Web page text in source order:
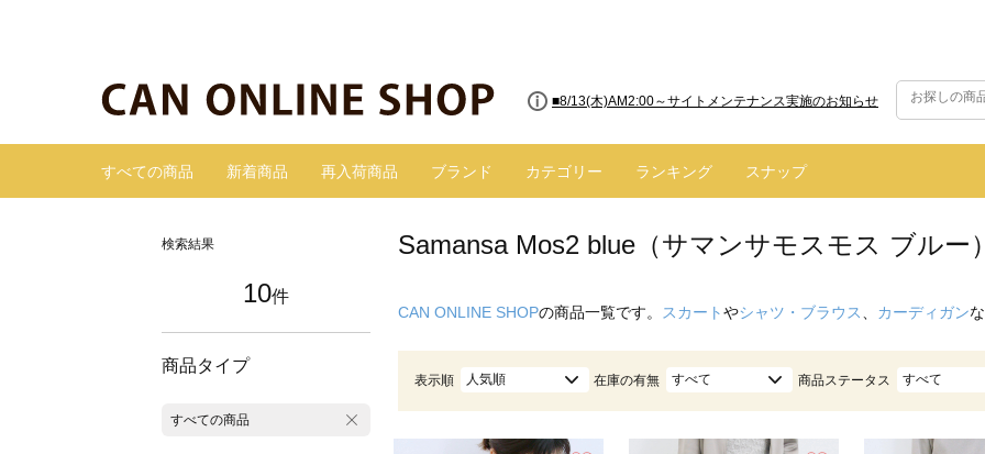
■8/13(木)AM2:00～サイトメンテナンス実施のお知らせ
すべての商品 新着商品 再入荷商品 ブランド カテゴリー ランキング スナップ
検索結果
10件
商品タイプ
すべての商品
Samansa Mos2 blue（サマンサモスモス ブルー
CAN ONLINE SHOPの商品一覧です。 スカートやシャツ・ブラウス カーディガン
表示順 人気順 在庫の有無 すべて 商品ステータス すべて